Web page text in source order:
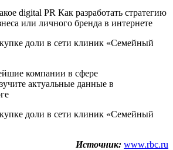
digital PR Как разработать стратегию
или личного бренда в интернете
компании в сфере
актуальные данные в
Источник: www.rbc.ru